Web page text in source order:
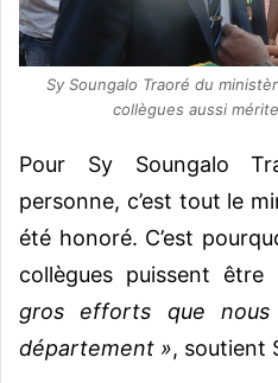
Sy Soungalo Traoré du
collègues aussi
Pour Sy Soungalo
personne, c’est tout le
été honoré. C’est
collègues puissent être
gros efforts que
département », soutient